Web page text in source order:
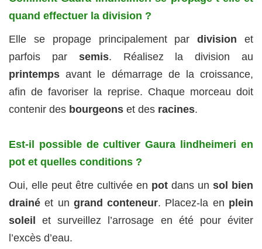
quand effectuer la division ?
Elle se propage principalement pardivision et
parfois par semis. Réalisez la division au
printemps avant le démarrage de la croissance,
afin de favoriser la reprise. Chaque morceau doit
contenir des bourgeons et des racines.
Est-il possible de cultiver Gaura lindheimeri en
pot et quelles conditions ?
Oui, elle peut être cultivée en pot dans un sol bien
drainé et un grand conteneur. Placez-la en plein
soleil
et surveillez l’arrosage en été pour éviter
l’excès d’eau.